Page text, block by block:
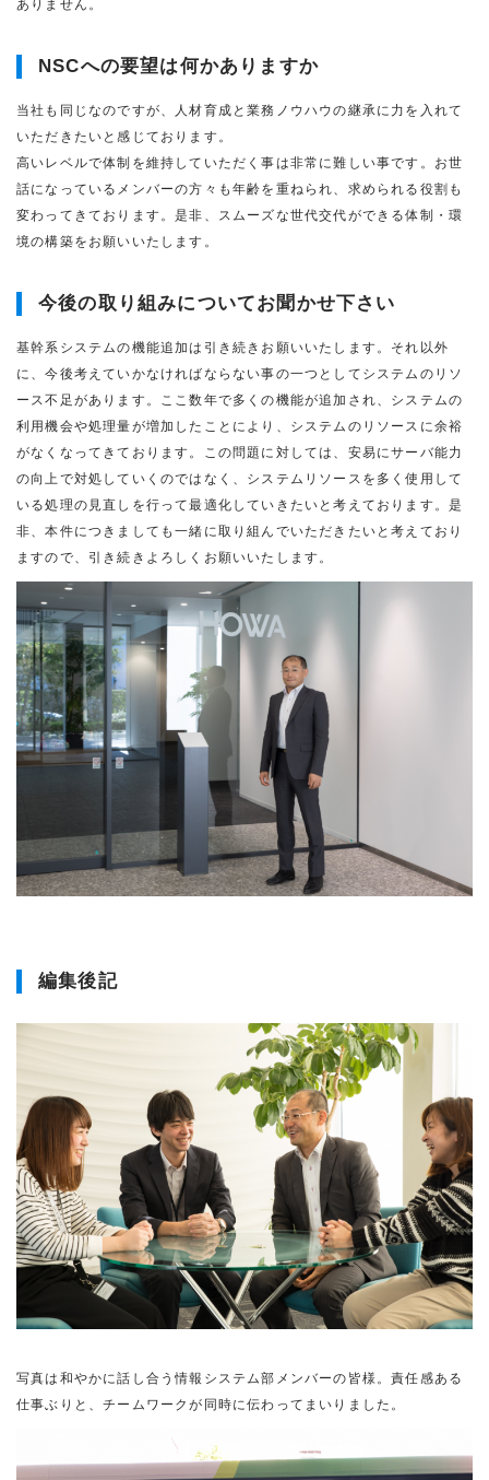
ありません。
NSCへの要望は何かありますか
当社も同じなのですが、人材育成と業務ノウハウの継承に力を入れて
いただきたいと感じております。
高いレベルで体制を維持していただく事は非常に難しい事です。お世
話になっているメンバーの方々も年齢を重ねられ、求められる役割も
変わってきております。是非、スムーズな世代交代ができる体制・環
境の構築をお願いいたします。
今後の取り組みについてお聞かせ下さい
基幹系システムの機能追加は引き続きお願いいたします。それ以外
に、今後考えていかなければならない事の一つとしてシステムのリソ
ース不足があります。ここ数年で多くの機能が追加され、システムの
利用機会や処理量が増加したことにより、システムのリソースに余裕
がなくなってきております。この問題に対しては、安易にサーバ能力
の向上で対処していくのではなく、システムリソースを多く使用して
いる処理の見直しを行って最適化していきたいと考えております。是
非、本件につきましても一緒に取り組んでいただきたいと考えており
ますので、引き続きよろしくお願いいたします。
編集後記
写真は和やかに話し合う情報システム部メンバーの皆様。責任感ある
仕事ぶりと、チームワークが同時に伝わってまいりました。